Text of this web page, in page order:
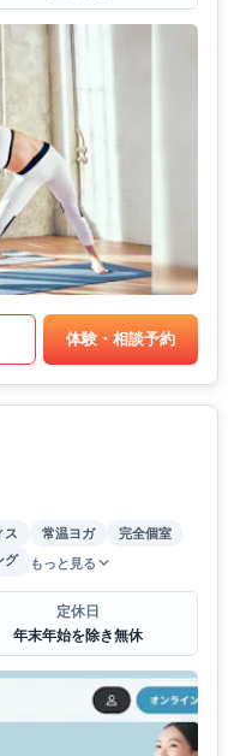
体験・相談予約
ス 常温ヨガ
完全個室
グ もっと見る
定休日
年末年始を除き無休